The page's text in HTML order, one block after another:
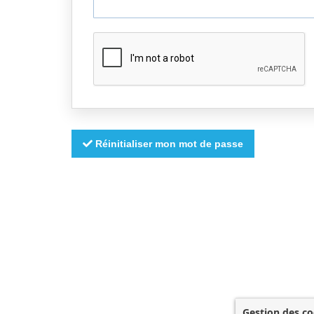
Réinitialiser mon mot de passe